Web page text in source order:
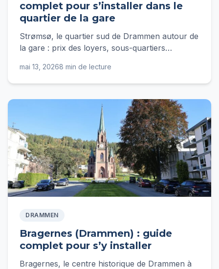
complet pour s’installer dans le
quartier de la gare
Strømsø, le quartier sud de Drammen autour de
la gare : prix des loyers, sous-quartiers
Oslo et budget réaliste.
mai 13, 20268 min de lecture
DRAMMEN
Bragernes (Drammen) : guide
complet pour s’y installer
Bragernes, le centre historique de Drammen à